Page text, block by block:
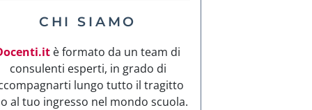
CHI SIAMO
è formato da un team di
consulenti esperti, in grado di
lungo tutto il tragitto
al tuo ingresso nel mondo scuola.